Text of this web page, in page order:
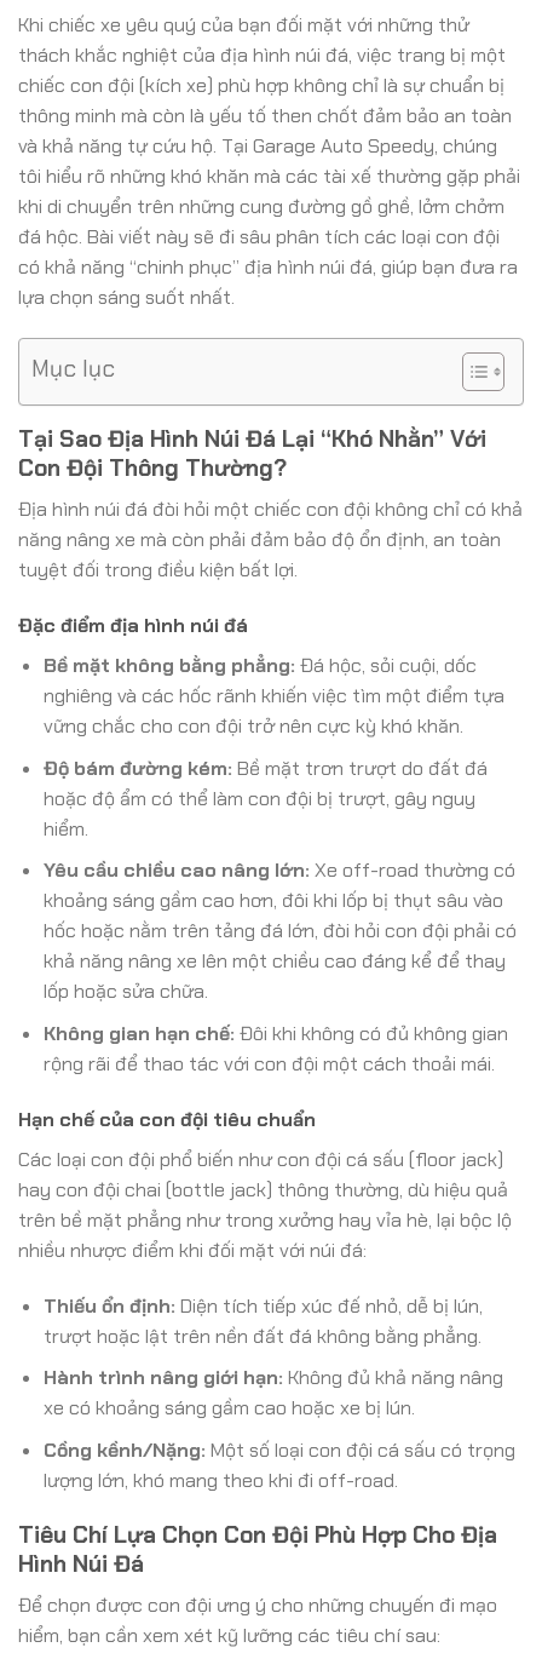
Khi chiếc xe yêu quý của bạn đối mặt với những thử
thách khắc nghiệt của địa hình núi đá, việc trang bị một
chiếc con đội (kích xe) phù hợp không chỉ là sự chuẩn bị
thông minh mà còn là yếu tố then chốt đảm bảo an toàn
và khả năng tự cứu hộ. Tại Garage Auto Speedy, chúng
tôi hiểu rõ những khó khăn mà các tài xế thường gặp phải
khi di chuyển trên những cung đường gồ ghề, lởm chởm
đá hộc. Bài viết này sẽ đi sâu phân tích các loại con đội
có khả năng “chinh phục” địa hình núi đá, giúp bạn đưa ra
lựa chọn sáng suốt nhất.
Mục lục
Tại Sao Địa Hình Núi Đá Lại “Khó Nhằn” Với
Con Đội Thông Thường?
Địa hình núi đá đòi hỏi một chiếc con đội không chỉ có khả
năng nâng xe mà còn phải đảm bảo độ ổn định, an toàn
tuyệt đối trong điều kiện bất lợi.
Đặc điểm địa hình núi đá
Bề mặt không bằng phẳng: Đá hộc, sỏi cuội, dốc
nghiêng và các hốc rãnh khiến việc tìm một điểm tựa
vững chắc cho con đội trở nên cực kỳ khó khăn.
Độ bám đường kém: Bề mặt trơn trượt do đất đá
hoặc độ ẩm có thể làm con đội bị trượt, gây nguy
hiểm.
Yêu cầu chiều cao nâng lớn: Xe off-road thường có
khoảng sáng gầm cao hơn, đôi khi lốp bị thụt sâu vào
hốc hoặc nằm trên tảng đá lớn, đòi hỏi con đội phải có
khả năng nâng xe lên một chiều cao đáng kể để thay
lốp hoặc sửa chữa.
Không gian hạn chế: Đôi khi không có đủ không gian
rộng rãi để thao tác với con đội một cách thoải mái.
Hạn chế của con đội tiêu chuẩn
Các loại con đội phổ biến như con đội cá sấu (floor jack)
hay con đội chai (bottle jack) thông thường, dù hiệu quả
trên bề mặt phẳng như trong xưởng hay vỉa hè, lại bộc lộ
nhiều nhược điểm khi đối mặt với núi đá:
Thiếu ổn định: Diện tích tiếp xúc đế nhỏ, dễ bị lún,
trượt hoặc lật trên nền đất đá không bằng phẳng.
Hành trình nâng giới hạn: Không đủ khả năng nâng
xe có khoảng sáng gầm cao hoặc xe bị lún.
Cồng kềnh/Nặng: Một số loại con đội cá sấu có trọng
lượng lớn, khó mang theo khi đi off-road.
Tiêu Chí Lựa Chọn Con Đội Phù Hợp Cho Địa
Hình Núi Đá
Để chọn được con đội ưng ý cho những chuyến đi mạo
hiểm, bạn cần xem xét kỹ lưỡng các tiêu chí sau: